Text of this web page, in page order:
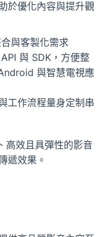
於優化內容與提升觀
與客製化需求
與 SDK，方便整
與智慧電視應
工作流程量身定制串
高效且具彈性的影音
遞效果。